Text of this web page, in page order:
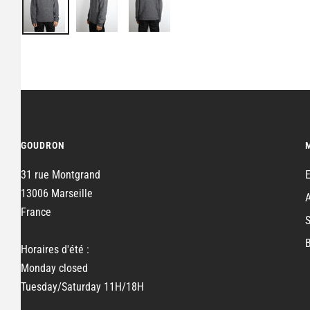
GOUDRON
31 rue Montgrand
13006 Marseille
France
Horaires d'été :
Monday closed
Tuesday/Saturday 11H/18H